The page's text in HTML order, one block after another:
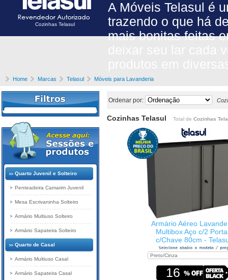
Cozinhas Telasul
A Móveis Telasul é
trazendo o que há
mais bonitas feitas
Home Marcas Telasul Móveis para Lavanderia
Ordenar por:
Cozinhas Telasul Total de Cozinhas
Armário Aéreo
Multibox Aço c/2
c/Chave 80cm -
16
Quarto Juvenil e Solteiro
Penteadeira Camarim Juvenil
Mesa Escrivaninha Solteiro
Armário Multiuso Solteiro
Armário Sapateira Solteiro
Quarto de Casal
Armário Multiuso Casal
Armário Sapateira Casal